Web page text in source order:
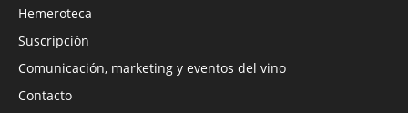
Hemeroteca
Suscripción
Comunicación, marketing y eventos del vino
Contacto